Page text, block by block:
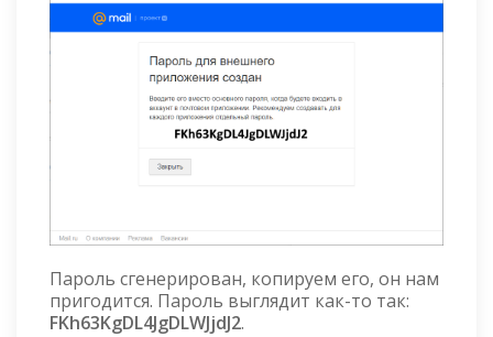
Пароль сгенерирован, копируем его, он нам
пригодится. Пароль выглядит как-то так:
FKh63KgDL4JgDLWJjdJ2.